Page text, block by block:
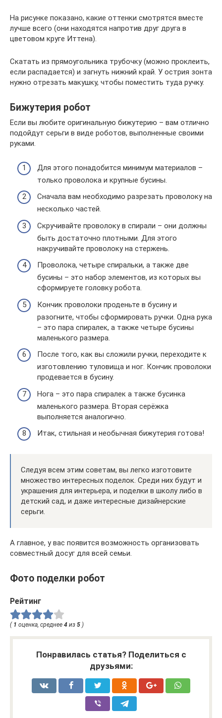
На рисунке показано, какие оттенки смотрятся вместе
лучше всего (они находятся напротив друг друга в
цветовом круге Иттена).
Скатать из прямоугольника трубочку (можно проклеить,
если распадается) и загнуть нижний край. У острия зонта
нужно отрезать макушку, чтобы поместить туда ручку.
Бижутерия робот
Если вы любите оригинальную бижутерию – вам отлично
подойдут серьги в виде роботов, выполненные своими
руками.
Для этого понадобится минимум материалов –
только проволока и крупные бусины.
Сначала вам необходимо разрезать проволоку на
несколько частей.
Скручивайте проволоку в спирали – они должны
быть достаточно плотными. Для этого
накручивайте проволоку на стержень.
Проволока, четыре спиральки, а также две
бусины – это набор элементов, из которых вы
сформируете головку робота.
Кончик проволоки проденьте в бусину и
разогните, чтобы сформировать ручки. Одна рука
– это пара спиралек, а также четыре бусины
маленького размера.
После того, как вы сложили ручки, переходите к
изготовлению туловища и ног. Кончик проволоки
продевается в бусину.
Нога – это пара спиралек а также бусинка
маленького размера. Вторая серёжка
выполняется аналогично.
Итак, стильная и необычная бижутерия готова!
Следуя всем этим советам, вы легко изготовите
множество интересных поделок. Среди них будут и
украшения для интерьера, и поделки в школу либо в
детский сад, и даже интересные дизайнерские
серьги.
А главное, у вас появится возможность организовать
совместный досуг для всей семьи.
Фото поделки робот
Рейтинг
( 1 оценка, среднее 4 из 5 )
Понравилась статья? Поделиться с
друзьями: